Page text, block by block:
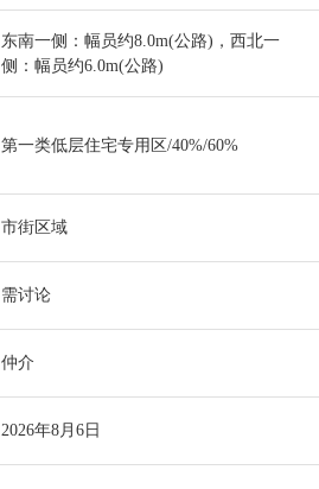
东南一侧：幅员约8.0m(公路)，西北一
侧：幅员约6.0m(公路)
第一类低层住宅专用区/40%/60%
市街区域
需讨论
仲介
2026年8月6日